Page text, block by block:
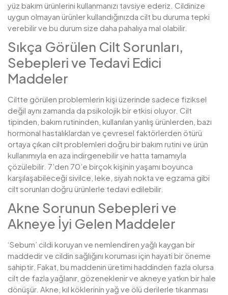
yüz bakım ürünlerini kullanmanızı tavsiye ederiz. Cildinize
uygun olmayan ürünler kullandığınızda cilt bu duruma tepki
verebilir ve bu durum size daha pahalıya mal olabilir.
Sıkça Görülen Cilt Sorunları,
Sebepleri ve Tedavi Edici
Maddeler
Ciltte görülen problemlerin kişi üzerinde sadece fiziksel
değil aynı zamanda da psikolojik bir etkisi oluyor. Cilt
tipinden, bakım rutininden, kullanılan yanlış ürünlerden, bazı
hormonal hastalıklardan ve çevresel faktörlerden ötürü
ortaya çıkan cilt problemleri doğru bir bakım rutini ve ürün
kullanımıyla en aza indirgenebilir ve hatta tamamıyla
çözülebilir. 7’den 70’e birçok kişinin yaşamı boyunca
karşılaşabileceği sivilce, leke, siyah nokta ve egzama gibi
cilt sorunları doğru ürünlerle tedavi edilebilir.
Akne Sorunun Sebepleri ve
Akneye İyi Gelen Maddeler
‘Sebum’ cildi koruyan ve nemlendiren yağlı kaygan bir
maddedir ve cildin sağlığını koruması için hayati bir öneme
sahiptir. Fakat, bu maddenin üretimi haddinden fazla olursa
cilt de fazla yağlanır, gözeneklenir ve akneye yatkın bir hale
dönüşür. Akne, kıl köklerinin yağ ve ölü derilerle tıkanması